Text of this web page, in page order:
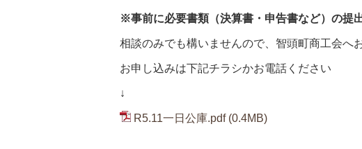
※事前に必要書類（決算書・申告書など）の提
相談のみでも構いませんので、智頭町商工会へ
お申し込みは下記チラシかお電話ください
↓
R5.11一日公庫.pdf (0.4MB)